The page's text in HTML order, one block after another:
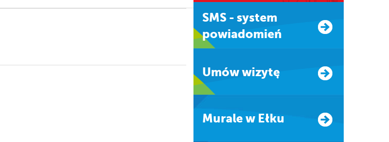
SMS - system
powiadomień
Umów wizytę
Murale w Ełku